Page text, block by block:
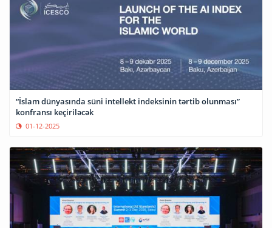
“İslam dünyasında süni intellekt indeksinin tərtib olunması”
konfransı keçiriləcək
01-12-2025